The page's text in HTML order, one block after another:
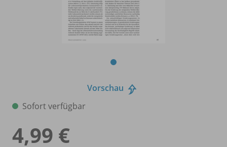
Vorschau
Sofort verfügbar
4,99 €